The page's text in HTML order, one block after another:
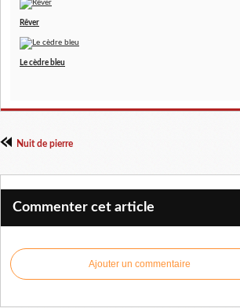
Rêver
Le cèdre bleu
Nuit de pierre
Commenter cet article
Ajouter un commentaire